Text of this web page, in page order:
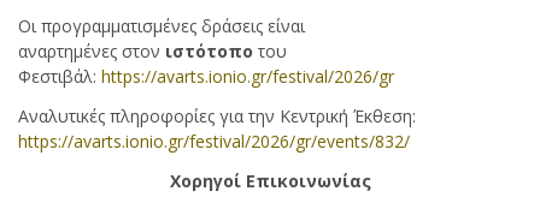
Οι προγραμματισμένες δράσεις είναι
αναρτημένες στον ιστότοπο του
Φεστιβάλ: https://avarts.ionio.gr/festival/2026/gr
Αναλυτικές πληροφορίες για την Κεντρική Έκθεση:
https://avarts.ionio.gr/festival/2026/gr/events/832/
Χορηγοί Επικοινωνίας